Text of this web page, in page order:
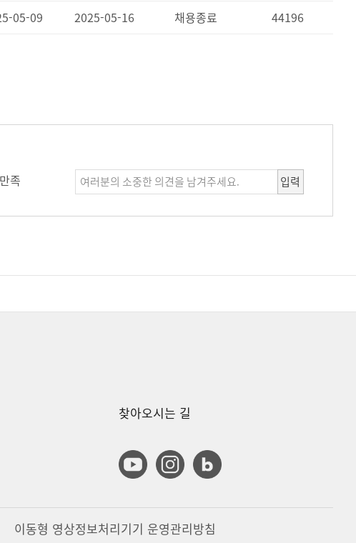
05-09 2025-05-16 채용종료 44196
족 입력
찾아오시는 길
유튜브인스타그램블로그
이동형 영상정보처리기기 운영관리방침